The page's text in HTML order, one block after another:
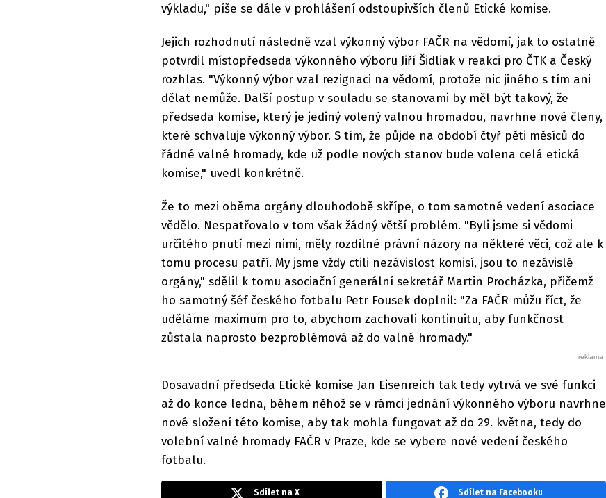
výkladu," píše se dále v prohlášení odstoupivších členů Etické komise.
Jejich rozhodnutí následně vzal výkonný výbor FAČR na vědomí, jak to ostatně
potvrdil místopředseda výkonného výboru Jiří Šidliak v reakci pro ČTK a Český
rozhlas. "Výkonný výbor vzal rezignaci na vědomí, protože nic jiného s tím ani
dělat nemůže. Další postup v souladu se stanovami by měl být takový, že
předseda komise, který je jediný volený valnou hromadou, navrhne nové členy,
které schvaluje výkonný výbor. S tím, že půjde na období čtyř pěti měsíců do
řádné valné hromady, kde už podle nových stanov bude volena celá etická
komise," uvedl konkrétně.
Že to mezi oběma orgány dlouhodobě skřípe, o tom samotné vedení asociace
vědělo. Nespatřovalo v tom však žádný větší problém. "Byli jsme si vědomi
určitého pnutí mezi nimi, měly rozdílné právní názory na některé věci, což ale k
tomu procesu patří. My jsme vždy ctili nezávislost komisí, jsou to nezávislé
orgány," sdělil k tomu asociační generální sekretář Martin Procházka, přičemž
ho samotný šéf českého fotbalu Petr Fousek doplnil: "Za FAČR můžu říct, že
uděláme maximum pro to, abychom zachovali kontinuitu, aby funkčnost
zůstala naprosto bezproblémová až do valné hromady."
Dosavadní předseda Etické komise Jan Eisenreich tak tedy vytrvá ve své funkci
až do konce ledna, během něhož se v rámci jednání výkonného výboru navrhne
nové složení této komise, aby tak mohla fungovat až do 29. května, tedy do
volební valné hromady FAČR v Praze, kde se vybere nové vedení českého
fotbalu.
Sdílet na X Sdílet na Facebooku